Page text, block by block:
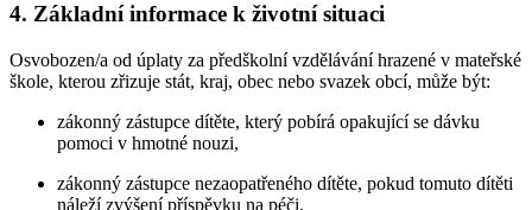
4. Základní informace k životní situaci
Osvobozen/a od úplaty za předškolní vzdělávání hrazené v mateřské
škole, kterou zřizuje stát, kraj, obec nebo svazek obcí, může být:
zákonný zástupce dítěte, který pobírá opakující se dávku
pomoci v hmotné nouzi,
zákonný zástupce nezaopatřeného dítěte, pokud tomuto dítěti
náleží zvýšení příspěvku na péči,